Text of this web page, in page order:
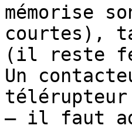
mémorise
courtes),
(il reste
Un
télérupteur
— il faut